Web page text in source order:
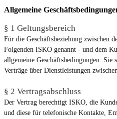
Allgemeine
§ 1 Geltungsbereich
Für die Geschäftsbeziehung
Folgenden ISKO genannt - und dem
allgemeine Geschäftsbedingungen. Sie
Verträge über Dienstleistungen
§ 2 Vertragsabschluss
Der Vertrag berechtigt ISKO, die
und diese für telefonische Kontakte,